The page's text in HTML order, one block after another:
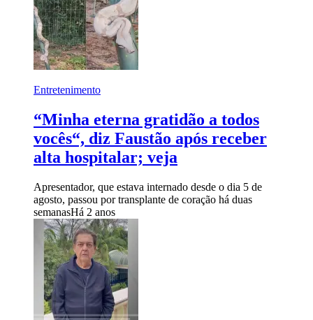
Entretenimento
“Minha eterna gratidão a todos
vocês“, diz Faustão após receber
alta hospitalar; veja
Apresentador, que estava internado desde o dia 5 de
agosto, passou por transplante de coração há duas
semanasHá 2 anos